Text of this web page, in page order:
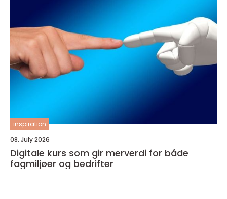
inspiration
08. July 2026
Digitale kurs som gir merverdi for både
fagmiljøer og bedrifter